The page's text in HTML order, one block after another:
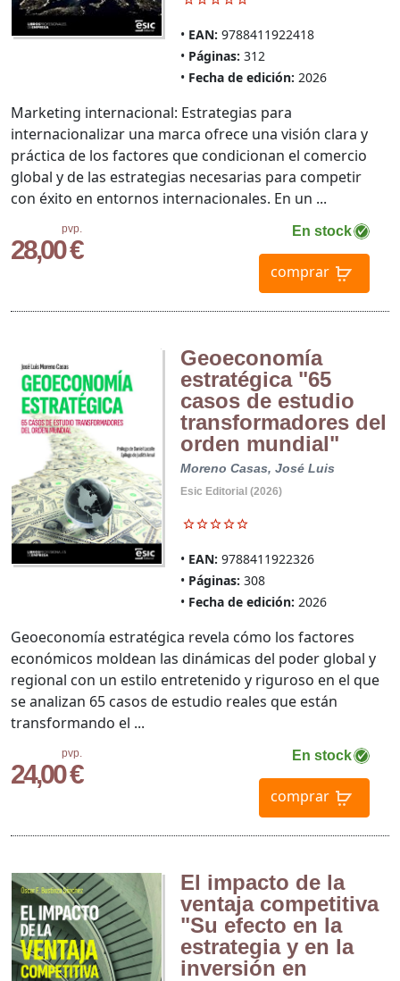
EAN: 9788411922418
Páginas: 312
Fecha de edición: 2026
pvp.
28,00 €
En stock
comprar
Marketing internacional: Estrategias para
internacionalizar una marca ofrece una visión clara y
práctica de los factores que condicionan el comercio
global y de las estrategias necesarias para competir
con éxito en entornos internacionales. En un ...
Geoeconomía
estratégica "65
casos de estudio
transformadores del
orden mundial"
Moreno Casas, José Luis
Esic Editorial (2026)
EAN: 9788411922326
Páginas: 308
Fecha de edición: 2026
pvp.
24,00 €
En stock
comprar
Geoeconomía estratégica revela cómo los factores
económicos moldean las dinámicas del poder global y
regional con un estilo entretenido y riguroso en el que
se analizan 65 casos de estudio reales que están
transformando el ...
El impacto de la
ventaja competitiva
"Su efecto en la
estrategia y en la
inversión en